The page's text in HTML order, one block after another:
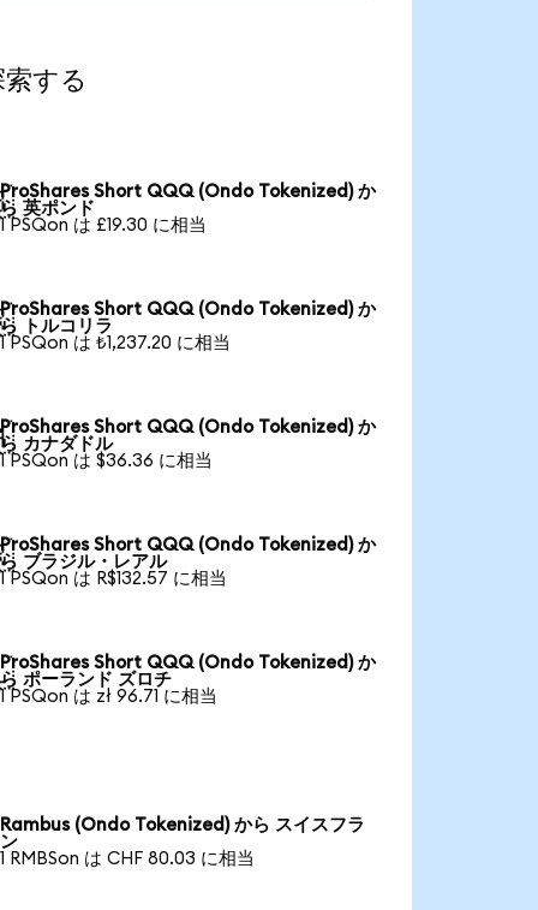
する
ProShares Short QQQ (Ondo Tokenized) か
ら 英ポンド
1 PSQon は £19.30 に相当
ProShares Short QQQ (Ondo Tokenized) か
ら トルコリラ
1 PSQon は ₺1,237.20 に相当
ProShares Short QQQ (Ondo Tokenized) か
ら カナダドル
1 PSQon は $36.36 に相当
ProShares Short QQQ (Ondo Tokenized) か
ら ブラジル・レアル
1 PSQon は R$132.57 に相当
ProShares Short QQQ (Ondo Tokenized) か
ら ポーランド ズロチ
1 PSQon は zł 96.71 に相当
Rambus (Ondo Tokenized) から スイスフラ
ン
1 RMBSon は CHF 80.03 に相当